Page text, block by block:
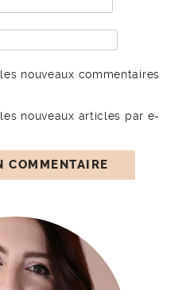
nouveaux commentaires
nouveaux articles par e-